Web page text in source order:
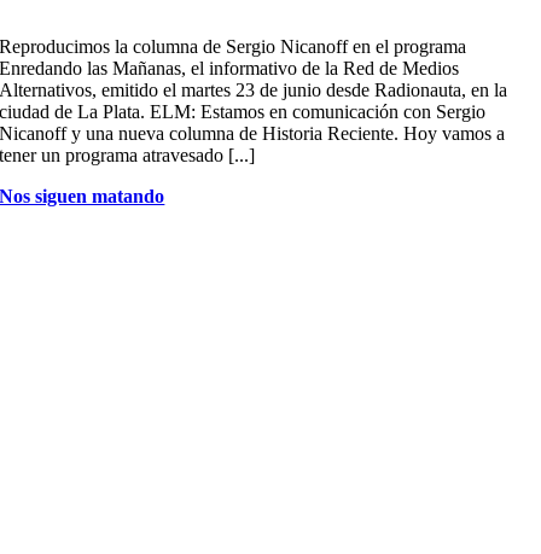
Reproducimos la columna de Sergio Nicanoff en el programa
Enredando las Mañanas, el informativo de la Red de Medios
Alternativos, emitido el martes 23 de junio desde Radionauta, en la
ciudad de La Plata. ELM: Estamos en comunicación con Sergio
Nicanoff y una nueva columna de Historia Reciente. Hoy vamos a
tener un programa atravesado [...]
Nos siguen matando